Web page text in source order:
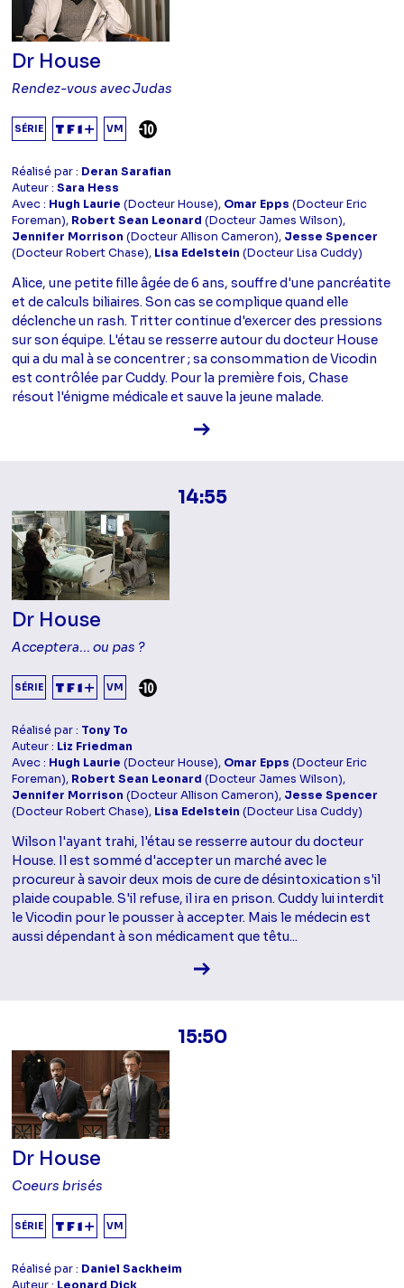
Dr House
Rendez-vous avec Judas
SÉRIE VM
Réalisé par : Deran Sarafian
Auteur :Sara Hess
Avec : Hugh Laurie (Docteur House), Omar Epps (Docteur Eric
Foreman), Robert Sean Leonard (Docteur James Wilson),
Jennifer Morrison (Docteur Allison Cameron), Jesse Spencer
(Docteur Robert Chase), Lisa Edelstein (Docteur Lisa Cuddy)
Alice, une petite fille âgée de 6 ans, souffre d'une pancréatite
et de calculs biliaires. Son cas se complique quand elle
déclenche un rash. Tritter continue d'exercer des pressions
sur son équipe. L'étau se resserre autour du docteur House
qui a du mal à se concentrer ; sa consommation de Vicodin
est contrôlée par Cuddy. Pour la première fois, Chase
résout l'énigme médicale et sauve la jeune malade.
Voir la fiche diffusion
14:55
Dr House
Acceptera... ou pas ?
SÉRIE VM
Réalisé par : Tony To
Auteur : Liz Friedman
Avec : Hugh Laurie (Docteur House), Omar Epps (Docteur Eric
Foreman), Robert Sean Leonard (Docteur James Wilson),
Jennifer Morrison (Docteur Allison Cameron), Jesse Spencer
(Docteur Robert Chase), Lisa Edelstein (Docteur Lisa Cuddy)
Wilson l'ayant trahi, l'étau se resserre autour du docteur
House. Il est sommé d'accepter un marché avec le
procureur à savoir deux mois de cure de désintoxication s'il
plaide coupable. S'il refuse, il ira en prison. Cuddy lui interdit
le Vicodin pour le pousser à accepter. Mais le médecin est
aussi dépendant à son médicament que têtu...
Voir la fiche diffusion
15:50
Dr House
Coeurs brisés
SÉRIE VM
Réalisé par : Daniel Sackheim